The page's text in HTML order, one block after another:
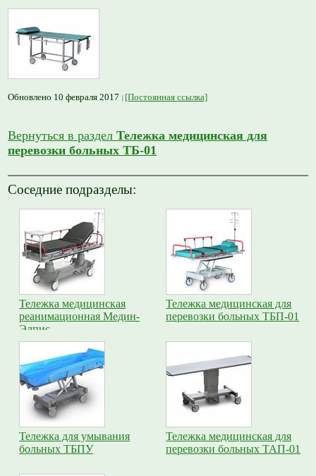
Обновлено 10 февраля 2017 [Постоянная ссылка]
Вернуться в разделТележка медицинская для
перевозки больных ТБ-01
Соседние подразделы:
Тележка медицинская
реанимационная Медин-
Элпис
Тележка медицинская для
перевозки больных ТБП-01
Тележка для умывания
больных ТБПУ
Тележка медицинская для
перевозки больных ТАП-01